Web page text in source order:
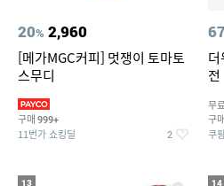
20% 2,960
[메가MGC커피] 멋쟁이 토마토
스무디
구매 999+
11번가 쇼킹딜 2
67
전
무
구매
쿠
13 14